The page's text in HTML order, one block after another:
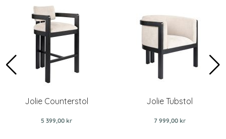
Jolie Counterstol
5 399,00 kr
Jolie Tubstol
7 999,00 kr